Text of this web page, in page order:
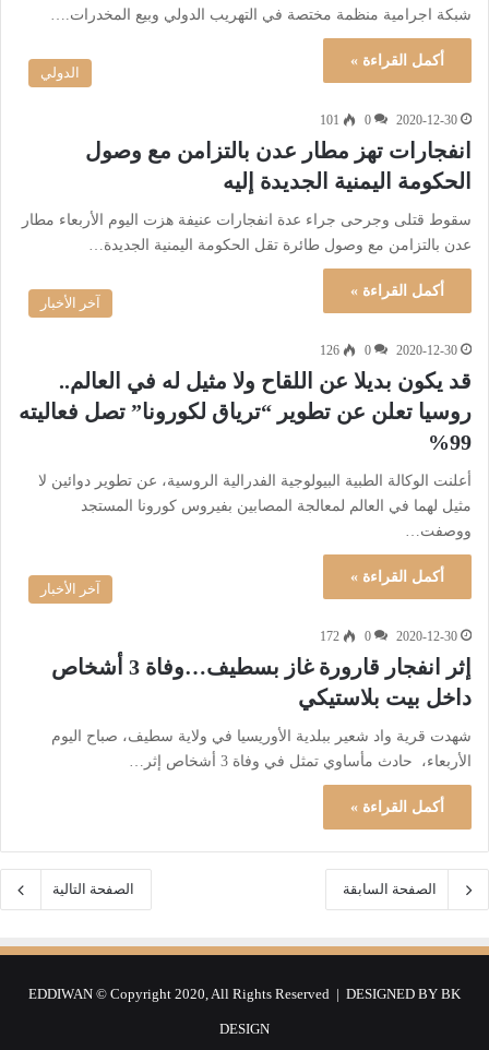
شبكة اجرامية منظمة مختصة في التهريب الدولي وبيع المخدرات.…
أكمل القراءة »
الدولي
2020-12-30
0
101
انفجارات تهز مطار عدن بالتزامن مع وصول
الحكومة اليمنية الجديدة إليه
سقوط قتلى وجرحى جراء عدة انفجارات عنيفة هزت اليوم الأربعاء مطار
عدن بالتزامن مع وصول طائرة تقل الحكومة اليمنية الجديدة…
أكمل القراءة »
آخر الأخبار
2020-12-30
0
126
قد يكون بديلا عن اللقاح ولا مثيل له في العالم..
روسيا تعلن عن تطوير “ترياق لكورونا” تصل فعاليته
99%
أعلنت الوكالة الطبية البيولوجية الفدرالية الروسية، عن تطوير دوائين لا
مثيل لهما في العالم لمعالجة المصابين بفيروس كورونا المستجد
ووصفت…
أكمل القراءة »
آخر الأخبار
2020-12-30
0
172
إثر انفجار قارورة غاز بسطيف…وفاة 3 أشخاص
داخل بيت بلاستيكي
شهدت قرية واد شعير ببلدية الأوريسيا في ولاية سطيف، صباح اليوم
الأربعاء، حادث مأساوي تمثل في وفاة 3 أشخاص إثر…
أكمل القراءة »
الصفحة السابقة الصفحة التالية
EDDIWAN © Copyright 2020, All Rights Reserved | DESIGNED BY BK
DESIGN